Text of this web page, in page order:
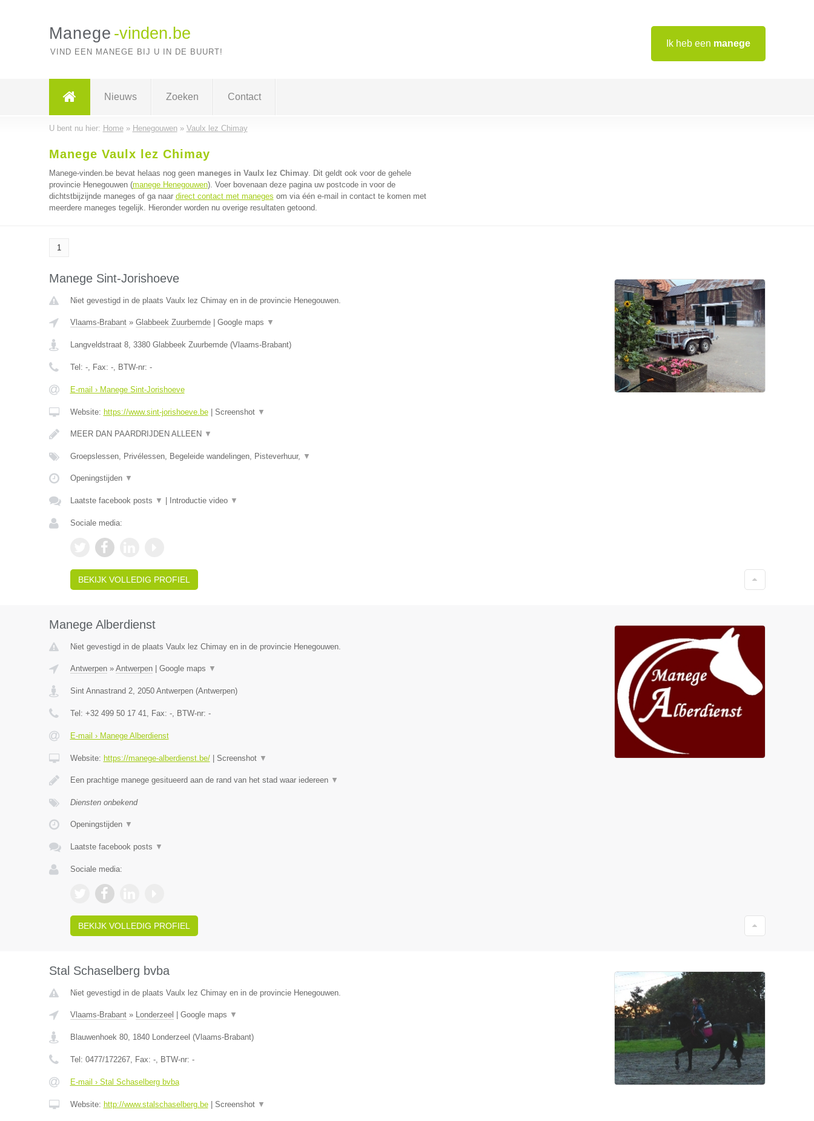
Ik heb een manege
Manege -vinden.be
VIND EEN MANEGE BIJ U IN DE BUURT!
Nieuws Zoeken Contact
U bent nu hier: Home» Henegouwen» Vaulx lez Chimay
Manege Vaulx lez Chimay
Manege-vinden.be bevat helaas nog geen maneges in Vaulx lez Chimay. Dit geldt ook voor de gehele
provincie Henegouwen (manege Henegouwen). Voer bovenaan deze pagina uw postcode in voor de
dichtstbijzijnde maneges of ga naar direct contact met maneges om via één e-mail in contact te komen met
meerdere maneges tegelijk. Hieronder worden nu overige resultaten getoond.
1
Manege Sint-Jorishoeve
Niet gevestigd in de plaats Vaulx lez Chimay en in de provincie Henegouwen.
Vlaams-Brabant» Glabbeek Zuurbemde| Google maps ▼
Langveldstraat 8, 3380 Glabbeek Zuurbemde(Vlaams-Brabant)
Tel: -, Fax: -, BTW-nr: -
E-mail › Manege Sint-Jorishoeve
Website: https://www.sint-jorishoeve.be| Screenshot ▼
MEER DAN PAARDRIJDEN ALLEEN ▼
Groepslessen, Privélessen, Begeleide wandelingen, Pisteverhuur, ▼
Openingstijden ▼
Laatste facebook posts ▼ Introductie video ▼
Sociale media:
BEKIJK VOLLEDIG PROFIEL
Manege Alberdienst
Niet gevestigd in de plaats Vaulx lez Chimay en in de provincie Henegouwen.
Antwerpen» Antwerpen| Google maps ▼
Sint Annastrand 2, 2050 Antwerpen(Antwerpen)
Tel: +32 499 50 17 41, Fax: -, BTW-nr: -
E-mail › Manege Alberdienst
Website: https://manege-alberdienst.be/| Screenshot ▼
Een prachtige manege gesitueerd aan de rand van het stad waar iedereen ▼
Diensten onbekend
Openingstijden ▼
Laatste facebook posts ▼
Sociale media:
BEKIJK VOLLEDIG PROFIEL
Stal Schaselberg bvba
Niet gevestigd in de plaats Vaulx lez Chimay en in de provincie Henegouwen.
Vlaams-Brabant» Londerzeel Google maps ▼
Blauwenhoek 80, 1840 Londerzeel (Vlaams-Brabant)
Tel: 0477/172267, Fax: -, BTW-nr: -
E-mail › Stal Schaselberg bvba
Website: http://www.stalschaselberg.be| Screenshot ▼